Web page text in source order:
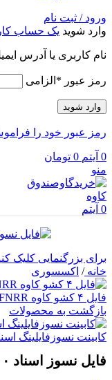
ورود / ثبت نام
وارد شوید یک حساب
نام کاربری یا آدرس
رمز عبور * الزامی
وارد شوید
رمز عبور خود را
0 آیتم 0 تومان
منو
0 آیتم
برای بزرگنمایی کلیک
خانه/ اکسسوری
فایل ۴ کشو کاوه ۶۰۰FNRR
بازگشت به محصولات
کابینت نسوزفایلینگ اسناد
فایل نسوز اسناد ۲۰۰